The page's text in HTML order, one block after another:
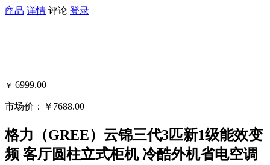
商品 详情 评论 登录
￥ 6999.00
市场价： ￥7688.00
格力（GREE）云锦三代3匹新1级能效变
频 客厅圆柱立式柜机 冷酷外机省电空调